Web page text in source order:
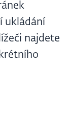
ukládání
najdete